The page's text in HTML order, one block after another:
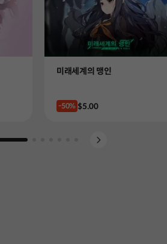
Product
미래세계의 맹인
-50% Price
$5.00
to slide 1 Go to slide 4
Go to slide 5
Go to slide 6
Go to slide 7